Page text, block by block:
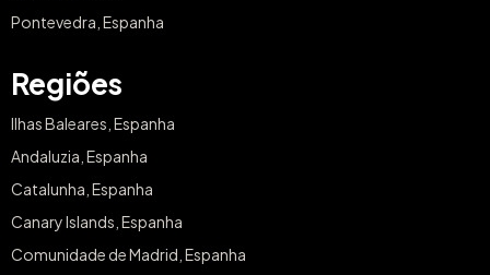
Pontevedra, Espanha
Regiões
Ilhas Baleares, Espanha
Andaluzia, Espanha
Catalunha, Espanha
Canary Islands, Espanha
Comunidade de Madrid, Espanha